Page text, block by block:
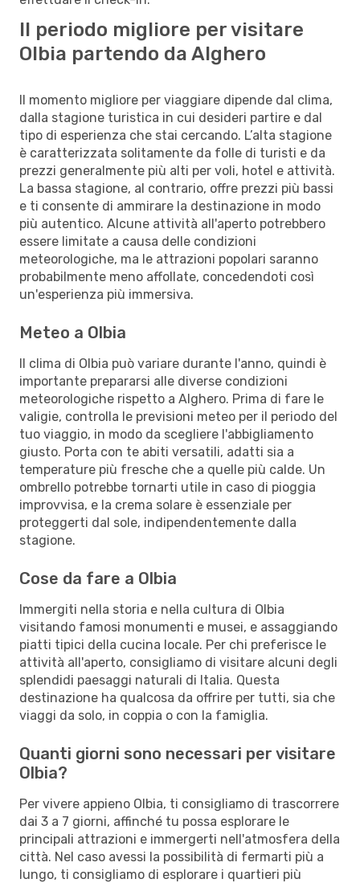
Il periodo migliore per visitare
Olbia partendo da Alghero
Il momento migliore per viaggiare dipende dal clima,
dalla stagione turistica in cui desideri partire e dal
tipo di esperienza che stai cercando. L’alta stagione
è caratterizzata solitamente da folle di turisti e da
prezzi generalmente più alti per voli, hotel e attività.
La bassa stagione, al contrario, offre prezzi più bassi
e ti consente di ammirare la destinazione in modo
più autentico. Alcune attività all'aperto potrebbero
essere limitate a causa delle condizioni
meteorologiche, ma le attrazioni popolari saranno
probabilmente meno affollate, concedendoti così
un'esperienza più immersiva.
Meteo a Olbia
Il clima di Olbia può variare durante l'anno, quindi è
importante prepararsi alle diverse condizioni
meteorologiche rispetto a Alghero. Prima di fare le
valigie, controlla le previsioni meteo per il periodo del
tuo viaggio, in modo da scegliere l'abbigliamento
giusto. Porta con te abiti versatili, adatti sia a
temperature più fresche che a quelle più calde. Un
ombrello potrebbe tornarti utile in caso di pioggia
improvvisa, e la crema solare è essenziale per
proteggerti dal sole, indipendentemente dalla
stagione.
Cose da fare a Olbia
Immergiti nella storia e nella cultura di Olbia
visitando famosi monumenti e musei, e assaggiando
piatti tipici della cucina locale. Per chi preferisce le
attività all'aperto, consigliamo di visitare alcuni degli
splendidi paesaggi naturali di Italia. Questa
destinazione ha qualcosa da offrire per tutti, sia che
viaggi da solo, in coppia o con la famiglia.
Quanti giorni sono necessari per visitare
Olbia?
Per vivere appieno Olbia, ti consigliamo di trascorrere
dai 3 a 7 giorni, affinché tu possa esplorare le
principali attrazioni e immergerti nell'atmosfera della
città. Nel caso avessi la possibilità di fermarti più a
lungo, ti consigliamo di esplorare i quartieri più